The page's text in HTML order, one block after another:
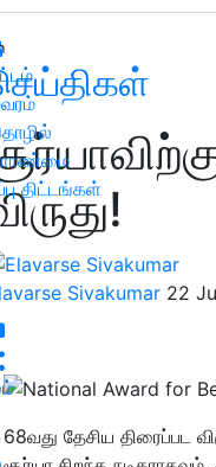
திட்டங்கள்
Sivakumar 22
68வது தேசிய திரைப்பட